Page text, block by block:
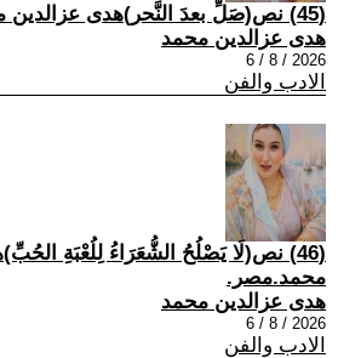
(45) نص(صَلِّ بعدَ النَّحر)هدى عزالدين محمد.مصر.
هدى عزالدين محمد
2026 / 8 / 6
الادب والفن
(46) نص(لَا يَصْلُحُ الشُّعَرَاءُ لِلُعْبَةِ
محمد.مصر.
هدى عزالدين محمد
2026 / 8 / 6
الادب والفن